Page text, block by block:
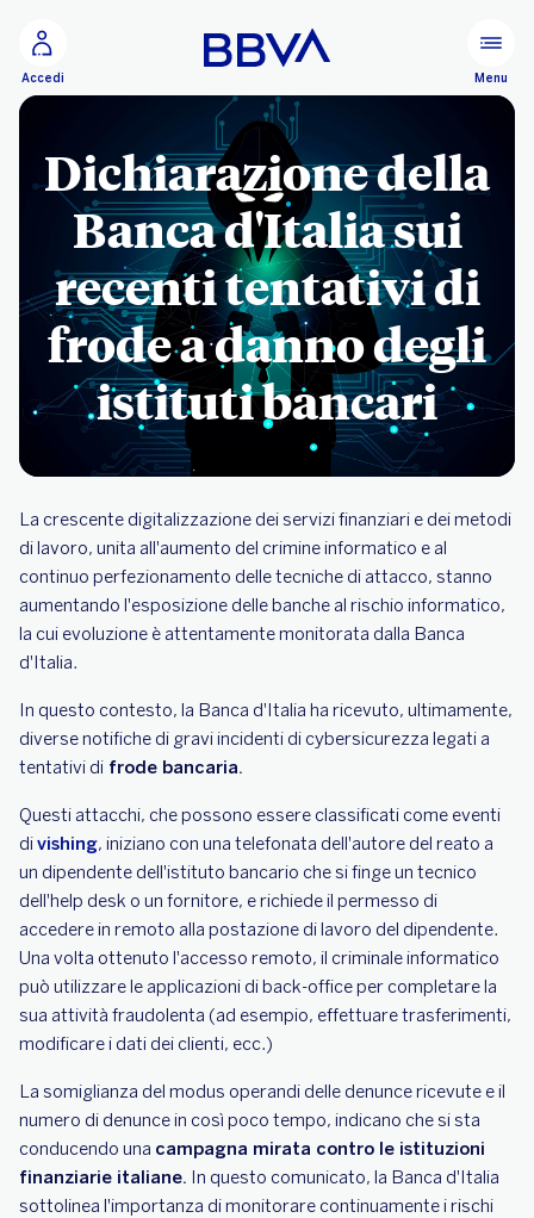
Configurare
Accedi Menu
Dichiarazione della
Banca d'Italia sui
recenti tentativi di
frode a danno degli
istituti bancari
La crescente digitalizzazione dei servizi finanziari e dei metodi
di lavoro, unita all'aumento del crimine informatico e al
continuo perfezionamento delle tecniche di attacco, stanno
aumentando l'esposizione delle banche al rischio informatico,
la cui evoluzione è attentamente monitorata dalla Banca
d'Italia.
In questo contesto, la Banca d'Italia ha ricevuto, ultimamente,
diverse notifiche di gravi incidenti di cybersicurezza legati a
tentativi di frode bancaria.
Questi attacchi, che possono essere classificati come eventi
divishing, iniziano con una telefonata dell'autore del reato a
un dipendente dell'istituto bancario che si finge un tecnico
dell'help desk o un fornitore, e richiede il permesso di
accedere in remoto alla postazione di lavoro del dipendente.
Una volta ottenuto l'accesso remoto, il criminale informatico
può utilizzare le applicazioni di back-office per completare la
sua attività fraudolenta (ad esempio, effettuare trasferimenti,
modificare i dati dei clienti, ecc.)
La somiglianza del modus operandi delle denunce ricevute e il
numero di denunce in così poco tempo, indicano che si sta
conducendo una campagna mirata contro le istituzioni
finanziarie italiane. In questo comunicato, la Banca d'Italia
sottolinea l'importanza di monitorare continuamente i rischi